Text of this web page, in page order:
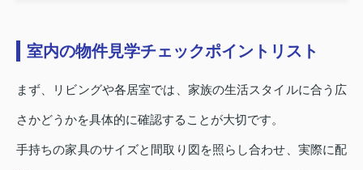
室内の物件見学チェックポイントリスト
まず、リビングや各居室では、家族の生活スタイルに合う広
さかどうかを具体的に確認することが大切です。
手持ちの家具のサイズと間取り図を照らし合わせ、実際に配